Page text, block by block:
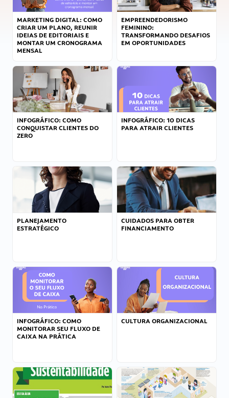
MARKETING DIGITAL: COMO
CRIAR UM PLANO, REUNIR
IDEIAS DE EDITORIAIS E
MONTAR UM CRONOGRAMA
MENSAL
EMPREENDEDORISMO
FEMININO:
TRANSFORMANDO DESAFIOS
EM OPORTUNIDADES
INFOGRÁFICO: COMO
CONQUISTAR CLIENTES DO
ZERO
INFOGRÁFICO: 10 DICAS
PARA ATRAIR CLIENTES
PLANEJAMENTO
ESTRATÉGICO
CUIDADOS PARA OBTER
FINANCIAMENTO
INFOGRÁFICO: COMO
MONITORAR SEU FLUXO DE
CAIXA NA PRÁTICA
CULTURA ORGANIZACIONAL